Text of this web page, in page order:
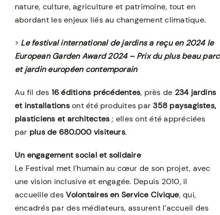
nature, culture, agriculture et patrimoine, tout en
abordant les enjeux liés au changement climatique.
> Le festival international de jardins a reçu en 2024 le
European Garden Award 2024 – Prix du plus beau parc
et jardin européen contemporain
Au fil des 16 éditions précédentes, près de 234 jardins
et installationsont été produites par358 paysagistes,
plasticiens et architectes ; elles ont été appréciées
par plus de 680.000 visiteurs.
Un engagement social et solidaire
Le Festival met l’humain au cœur de son projet, avec
une vision inclusive et engagée. Depuis 2010, il
accueille desVolontaires en Service Civique, qui,
encadrés par des médiateurs, assurent l’accueil des